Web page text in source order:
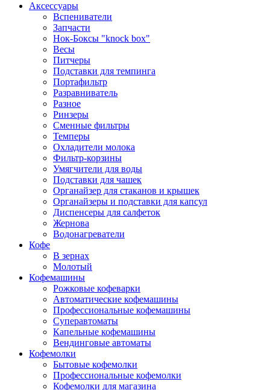
Аксессуары
Вспениватели
Запчасти
Нок-Боксы "knock box"
Весы
Питчеры
Подставки для темпинга
Портафильтр
Разравниватель
Разное
Ринзеры
Сменные фильтры
Темперы
Охладители молока
Фильтр-корзины
Умягчители для воды
Подставки для чашек
Органайзер для стаканов и крышек
Органайзеры и подставки для капсул
Диспенсеры для салфеток
Жернова
Водонагреватели
Кофе
В зернах
Молотый
Кофемашины
Рожковые кофеварки
Автоматические кофемашины
Профессиональные кофемашины
Суперавтоматы
Капельные кофемашины
Вендинговые автоматы
Кофемолки
Бытовые кофемолки
Профессиональные кофемолки
Кофемолки для магазина